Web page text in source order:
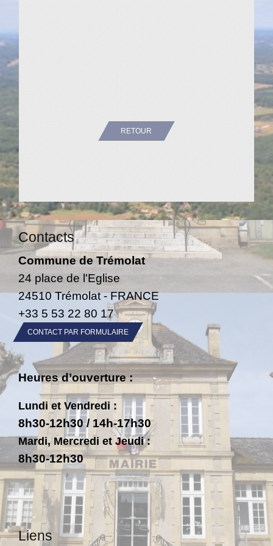
RETOUR
Contacts
Commune de Trémolat
24 place de l'Eglise
24510 Trémolat - FRANCE
+33 5 53 22 80 17
CONTACT PAR FORMULAIRE
Heures d’ouverture :
Lundi et Vendredi :
8h30-12h30 / 14h-17h30
Mardi, Mercredi et Jeudi :
8h30-12h30
Liens